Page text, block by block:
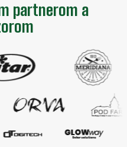
partnerom a